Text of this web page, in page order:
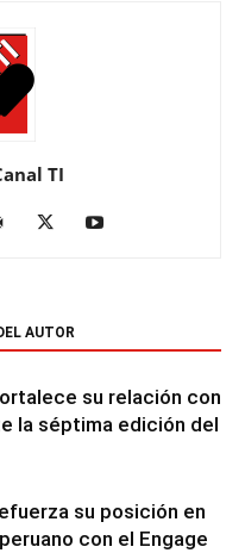
TI
AUTOR
su relación con
la séptima edición del
su posición en
con el Engage